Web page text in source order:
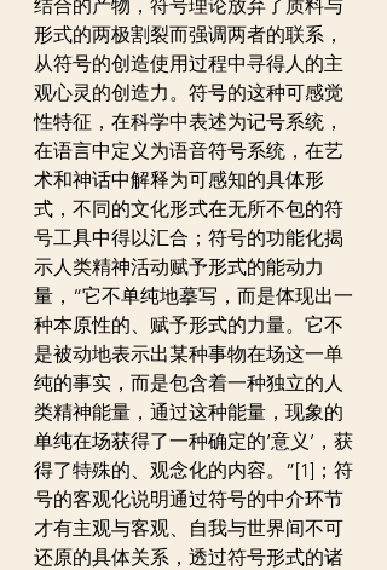
结合的产物，符号理论放弃了质料与
形式的两极割裂而强调两者的联系，
从符号的创造使用过程中寻得人的主
观心灵的创造力。符号的这种可感觉
性特征，在科学中表述为记号系统，
在语言中定义为语音符号系统，在艺
术和神话中解释为可感知的具体形
式，不同的文化形式在无所不包的符
号工具中得以汇合；符号的功能化揭
示人类精神活动赋予形式的能动力
量，“它不单纯地摹写，而是体现出一
种本原性的、赋予形式的力量。它不
是被动地表示出某种事物在场这一单
纯的事实，而是包含着一种独立的人
类精神能量，通过这种能量，现象的
单纯在场获得了一种确定的‘意义’，获
得了特殊的、观念化的内容。”[1]；符
号的客观化说明通过符号的中介环节
才有主观与客观、自我与世界间不可
还原的具体关系，透过符号形式的诸